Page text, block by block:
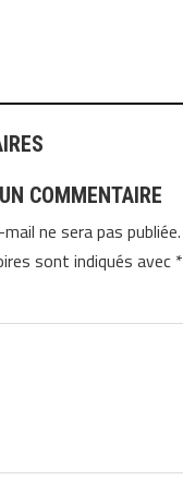
COMMENTAIRE
ne sera pas publiée.
sont indiqués avec *